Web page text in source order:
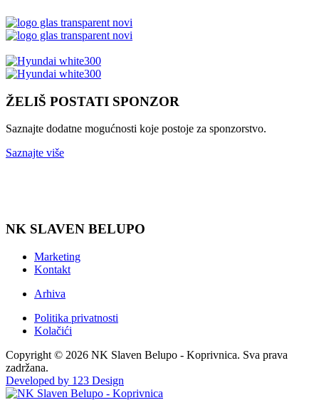
ŽELIŠ POSTATI SPONZOR
Saznajte dodatne mogućnosti koje postoje za sponzorstvo.
Saznajte više
NK SLAVEN BELUPO
Marketing
Kontakt
Arhiva
Politika privatnosti
Kolačići
Copyright © 2026 NK Slaven Belupo - Koprivnica. Sva prava
zadržana.
Developed by 123 Design